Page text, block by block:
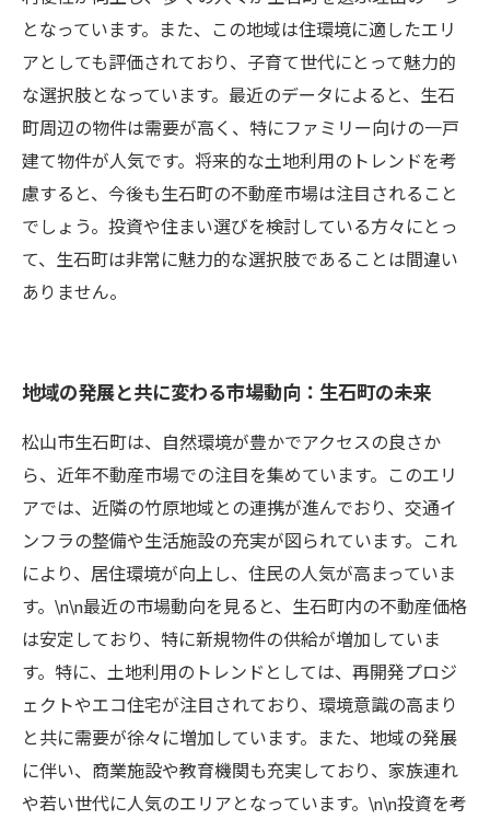
となっています。また、この地域は住環境に適したエリ
アとしても評価されており、子育て世代にとって魅力的
な選択肢となっています。最近のデータによると、生石
町周辺の物件は需要が高く、特にファミリー向けの一戸
建て物件が人気です。将来的な土地利用のトレンドを考
慮すると、今後も生石町の不動産市場は注目されること
でしょう。投資や住まい選びを検討している方々にとっ
て、生石町は非常に魅力的な選択肢であることは間違い
ありません。
地域の発展と共に変わる市場動向：生石町の未来
松山市生石町は、自然環境が豊かでアクセスの良さか
ら、近年不動産市場での注目を集めています。このエリ
アでは、近隣の竹原地域との連携が進んでおり、交通イ
ンフラの整備や生活施設の充実が図られています。これ
により、居住環境が向上し、住民の人気が高まっていま
す。\n\n最近の市場動向を見ると、生石町内の不動産価格
は安定しており、特に新規物件の供給が増加していま
す。特に、土地利用のトレンドとしては、再開発プロジ
ェクトやエコ住宅が注目されており、環境意識の高まり
と共に需要が徐々に増加しています。また、地域の発展
に伴い、商業施設や教育機関も充実しており、家族連れ
や若い世代に人気のエリアとなっています。\n\n投資を考